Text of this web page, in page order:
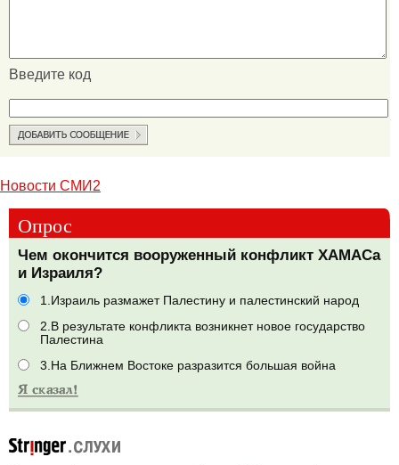
Введите код
Новости СМИ2
Опрос
Чем окончится вооруженный конфликт ХАМАСа
и Израиля?
1.Израиль размажет Палестину и палестинский народ
2.В результате конфликта возникнет новое государство
Палестина
3.На Ближнем Востоке разразится большая война